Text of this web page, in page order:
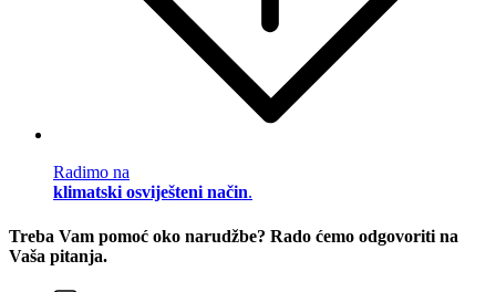
Radimo na
klimatski osviješteni način.
Treba Vam pomoć oko narudžbe? Rado ćemo odgovoriti na
Vaša pitanja.